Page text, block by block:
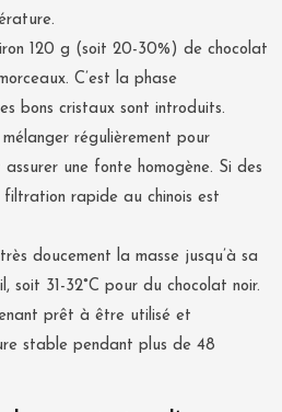
120 g (soit 20-30%) de chocolat
C’est la phase
bons cristaux sont introduits.
régulièrement pour
une fonte homogène. Si des
filtration rapide au chinois est
doucement la masse jusqu’à sa
soit 31-32°C pour du chocolat noir.
prêt à être utilisé et
stable pendant plus de 48